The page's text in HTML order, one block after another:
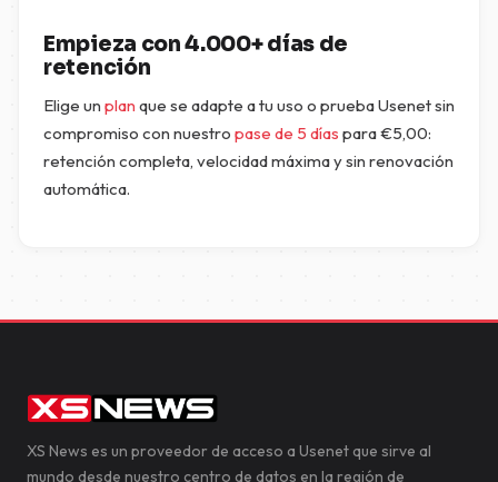
Empieza con 4.000+ días de
retención
Elige un plan que se adapte a tu uso o prueba Usenet sin
compromiso con nuestro pase de 5 días para€5,00:
retención completa, velocidad máxima y sin renovación
automática.
XS News es un proveedor de acceso a Usenet que sirve al
mundo desde nuestro centro de datos en la región de